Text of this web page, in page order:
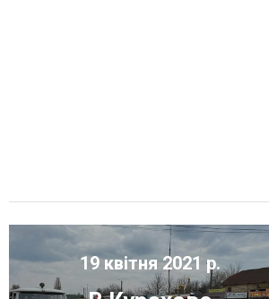
19 квітня 2021 р.